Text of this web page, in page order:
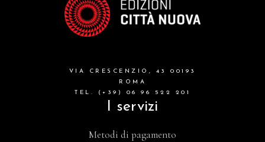
VIA CRESCENZIO, 43 00193
ROMA
TEL. (+39) 06 96 522 201
I servizi
Metodi di pagamento